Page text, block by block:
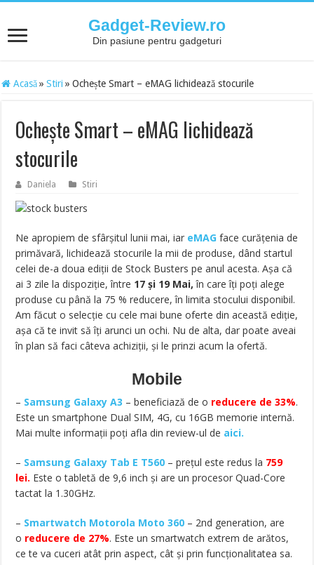
Gadget-Review.ro
Din pasiune pentru gadgeturi
Acasă » Stiri » Ochește Smart – eMAG lichidează stocurile
Ochește Smart – eMAG lichidează
stocurile
Daniela Stiri
Ne apropiem de sfârșitul lunii mai, iar eMAG face curățenia de
primăvară, lichidează stocurile la mii de produse, dând startul
celei de-a doua ediții de Stock Busters pe anul acesta. Așa că
ai 3 zile la dispoziție, între 17 și 19 Mai, în care îți poți alege
produse cu până la 75 % reducere, în limita stocului disponibil.
Am făcut o selecție cu cele mai bune oferte din această ediție,
așa că te invit să îți arunci un ochi. Nu de alta, dar poate aveai
în plan să faci câteva achiziții, și le prinzi acum la ofertă.
Mobile
– Samsung Galaxy A3 – beneficiază de o reducere de 33%.
Este un smartphone Dual SIM, 4G, cu 16GB memorie internă.
Mai multe informații poți afla din review-ul de aici.
– Samsung Galaxy Tab E T560 – prețul este redus la 759
lei. Este o tabletă de 9,6 inch și are un procesor Quad-Core
tactat la 1.30GHz.
– Smartwatch Motorola Moto 360 – 2nd generation, are
o reducere de 27%. Este un smartwatch extrem de arătos,
ce te va cuceri atât prin aspect, cât și prin funcționalitatea sa.